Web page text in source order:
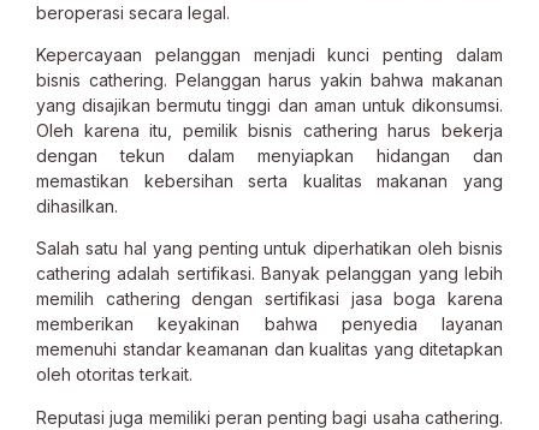
beroperasi secara legal.
Kepercayaan pelanggan menjadi kunci penting dalam
bisnis cathering. Pelanggan harus yakin bahwa makanan
yang disajikan bermutu tinggi dan aman untuk dikonsumsi.
Oleh karena itu, pemilik bisnis cathering harus bekerja
dengan tekun dalam menyiapkan hidangan dan
memastikan kebersihan serta kualitas makanan yang
dihasilkan.
Salah satu hal yang penting untuk diperhatikan oleh bisnis
cathering adalah sertifikasi. Banyak pelanggan yang lebih
memilih cathering dengan sertifikasi jasa boga karena
memberikan keyakinan bahwa penyedia layanan
memenuhi standar keamanan dan kualitas yang ditetapkan
oleh otoritas terkait.
Reputasi juga memiliki peran penting bagi usaha cathering.